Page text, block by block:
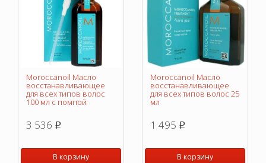
Moroccanoil Масло
восстанавливающее
для всех типов волос
100 мл с помпой
3 536 p
В корзину
Moroccanoil Масло
восстанавливающее
для всех типов волос 25
мл
1 495 p
В корзину